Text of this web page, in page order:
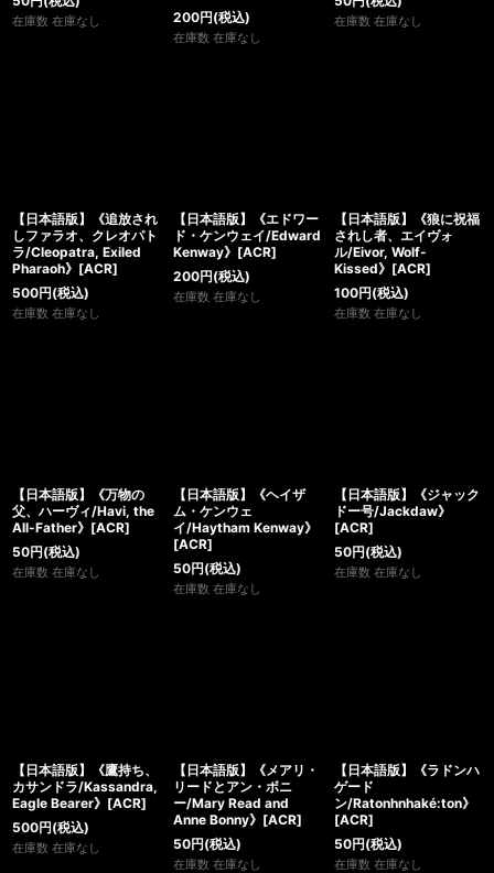
在庫数 在庫なし
200円(税込)
在庫数 在庫なし
在庫数 在庫なし
【日本語版】《追放され
しファラオ、クレオパト
ラ/Cleopatra, Exiled
Pharaoh》[ACR]
500円(税込)
在庫数 在庫なし
【日本語版】《エドワー
ド・ケンウェイ/Edward
Kenway》[ACR]
200円(税込)
在庫数 在庫なし
【日本語版】《狼に祝福
されし者、エイヴォ
ル/Eivor, Wolf-
Kissed》[ACR]
100円(税込)
在庫数 在庫なし
【日本語版】《万物の
父、ハーヴィ/Havi, the
All-Father》[ACR]
50円(税込)
在庫数 在庫なし
【日本語版】《ヘイザ
ム・ケンウェ
イ/Haytham Kenway》
[ACR]
50円(税込)
在庫数 在庫なし
【日本語版】《ジャック
ドー号/Jackdaw》
[ACR]
50円(税込)
在庫数 在庫なし
【日本語版】《鷹持ち、
カサンドラ/Kassandra,
Eagle Bearer》[ACR]
500円(税込)
在庫数 在庫なし
【日本語版】《メアリ・
リードとアン・ボニ
ー/Mary Read and
Anne Bonny》[ACR]
50円(税込)
在庫数 在庫なし
【日本語版】《ラドンハ
ゲード
ン/Ratonhnhaké:ton》
[ACR]
50円(税込)
在庫数 在庫なし